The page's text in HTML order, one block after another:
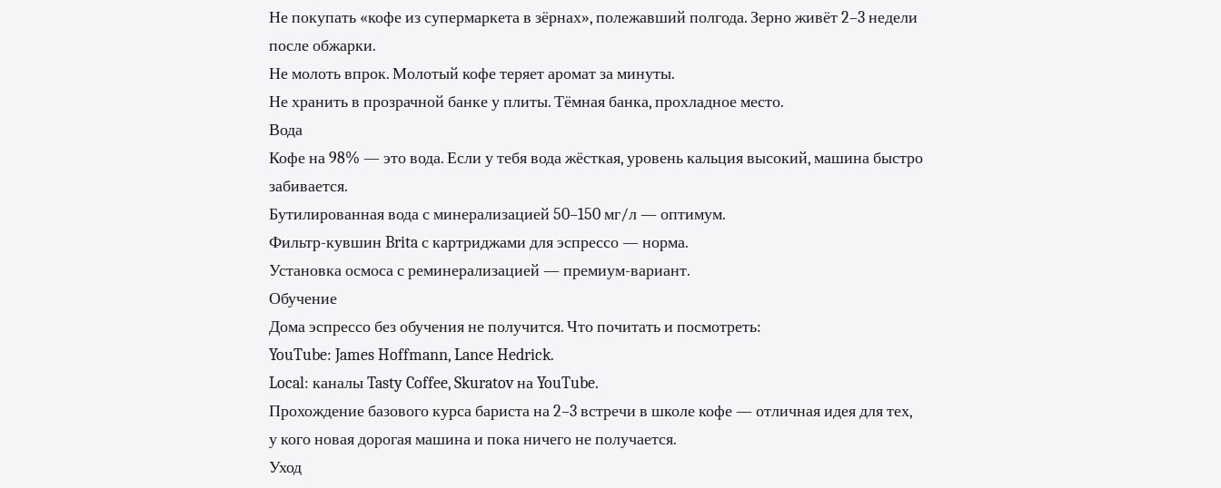
Не покупать «кофе из супермаркета в зёрнах», полежавший полгода. Зерно живёт 2–3 недели
после обжарки.
Не молоть впрок. Молотый кофе теряет аромат за минуты.
Не хранить в прозрачной банке у плиты. Тёмная банка, прохладное место.
Вода
Кофе на 98% — это вода. Если у тебя вода жёсткая, уровень кальция высокий, машина быстро
забивается.
Бутилированная вода с минерализацией 50–150 мг/л — оптимум.
Фильтр-кувшин Brita с картриджами для эспрессо — норма.
Установка осмоса с реминерализацией — премиум-вариант.
Обучение
Дома эспрессо без обучения не получится. Что почитать и посмотреть:
YouTube: James Hoffmann, Lance Hedrick.
Local: каналы Tasty Coffee, Skuratov на YouTube.
Прохождение базового курса бариста на 2–3 встречи в школе кофе — отличная идея для тех,
у кого новая дорогая машина и пока ничего не получается.
Уход